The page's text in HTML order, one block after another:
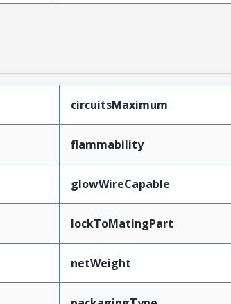
circuitsMaximum
flammability
glowWireCapable
lockToMatingPart
netWeight